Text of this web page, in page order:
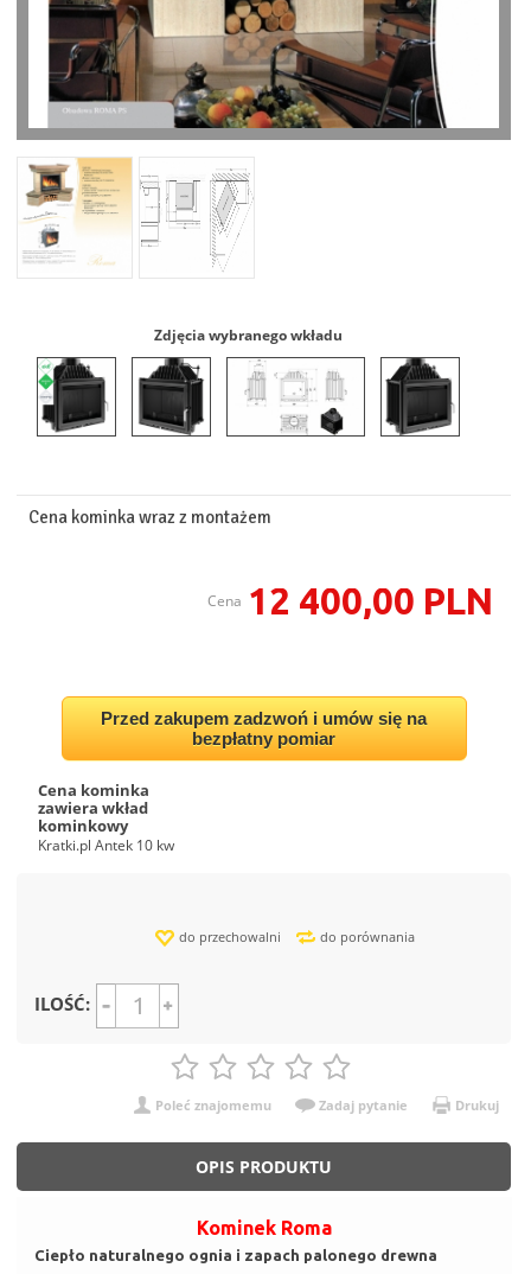
Zdjęcia wybranego wkładu
Cena kominka wraz z montażem
Cena 12 400,00 PLN
Przed zakupem zadzwoń i umów się na
bezpłatny pomiar
Cena kominka
zawiera wkład
kominkowy
Kratki.pl Antek 10 kw
do przechowalni do porównania
ILOŚĆ:
Poleć znajomemu Zadaj pytanie Drukuj
OPIS PRODUKTU
Kominek Roma
Ciepło naturalnego ognia i zapach palonego drewna